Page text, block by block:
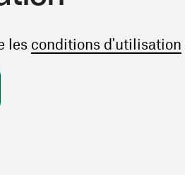
les conditions d'utilisation